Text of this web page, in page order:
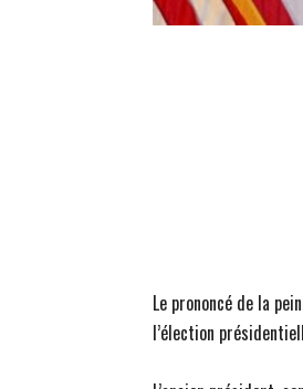
Le prononcé de la
l’élection